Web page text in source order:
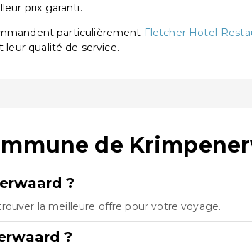
prix garanti.
particulièrement Fletcher Hotel-
leur qualité de service.
de
?
la meilleure offre pour votre voyage.
?